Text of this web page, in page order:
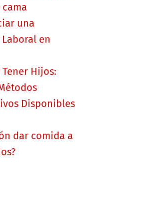
una
en
Hijos:
Disponibles
dar comida a